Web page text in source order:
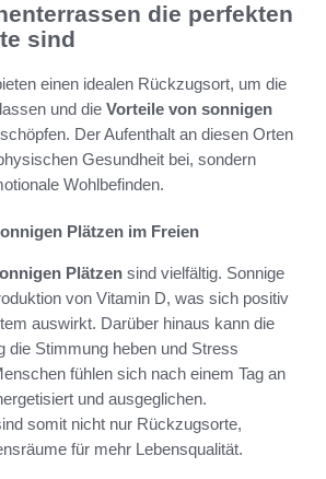
die perfekten
sind
einen idealen Rückzugsort, um die
und die Vorteile von sonnigen
Der Aufenthalt an diesen Orten
Gesundheit bei, sondern
Wohlbefinden.
Plätzen im Freien
Plätzen sind vielfältig. Sonnige
von Vitamin D, was sich positiv
auswirkt. Darüber hinaus kann die
die Stimmung heben und Stress
fühlen sich nach einem Tag an
und ausgeglichen.
somit nicht nur Rückzugsorte,
für mehr Lebensqualität.